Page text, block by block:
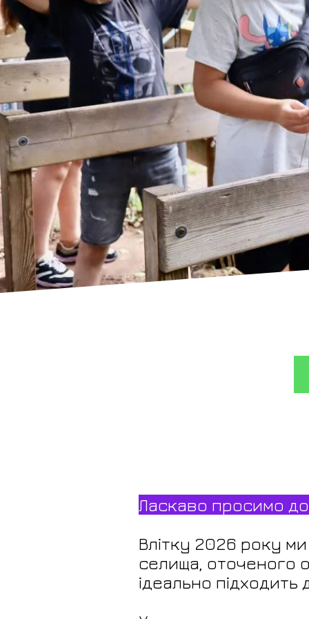
Ласкаво просимо
Влітку 2026 року
селища, оточеного
ідеально підходить